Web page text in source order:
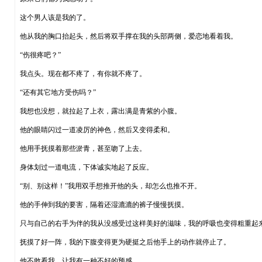
这个男人该是我的了。
他从我的胸口抬起头，然后将双手撑在我的头部两侧，爱恋地看着我。
“伤很疼吧？”
我点头。现在都不疼了，有你就不疼了。
“还有其它地方受伤吗？”
我想也没想，就拉起了上衣，露出满是青紫的小腹。
他的眼睛闪过一道凌厉的神色，然后又变得柔和。
他用手抚摸着那些淤青，甚至吻了上去。
身体划过一道电流，下体诚实地起了反应。
“别、别这样！”我用双手想推开他的头，却怎么也推不开。
他的手伸到我的要害，隔着还湿漉漉的裤子慢慢抚摸。
只与自己的右手为伴的我从没感受过这样美好的滋味，我的呼吸也变得粗重起
抚摸了好一阵，我的下腹变得更为硬挺之后他手上的动作就停止了。